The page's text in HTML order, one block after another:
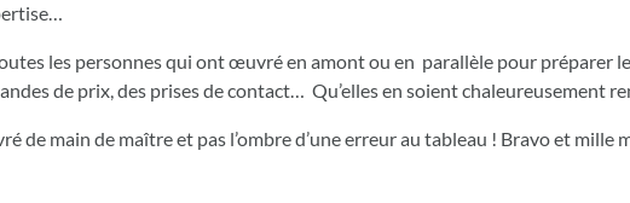
les personnes qui ont œuvré en amont ou en parallèle pour préparer
de prix, des prises de contact… Qu’elles en soient chaleureusement
de main de maître et pas l’ombre d’une erreur au tableau ! Bravo et mille